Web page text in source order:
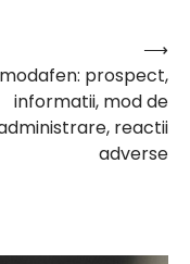
modafen: prospect,
informatii, mod de
reactii
adverse
⟶